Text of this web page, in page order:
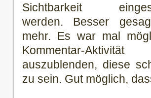
Sichtbarkeit
werden. Besser
mehr. Es war mal
Kommentar-Aktivität
auszublenden, diese
zu sein. Gut möglich,